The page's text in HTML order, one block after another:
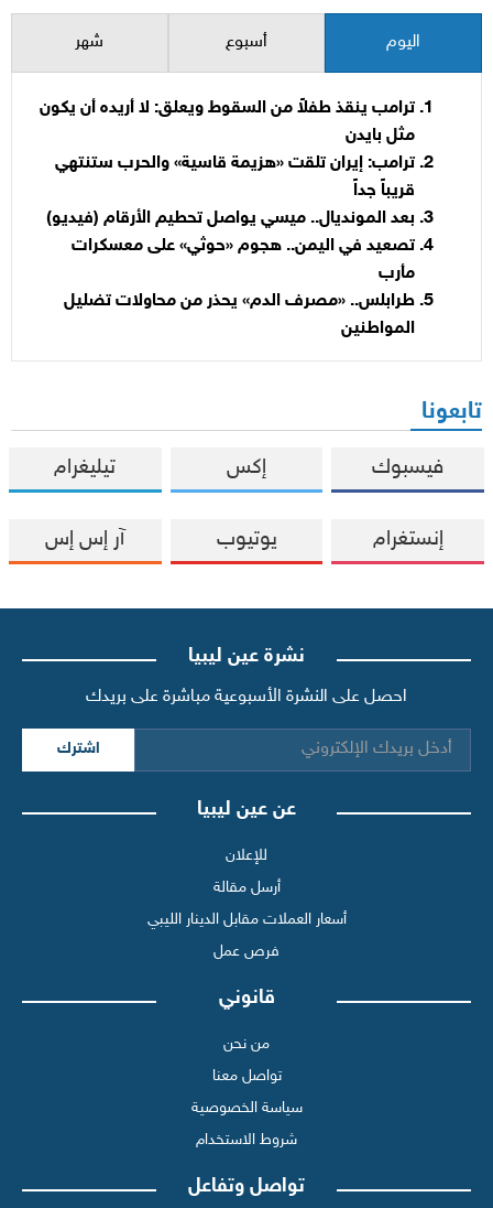
اليوم أسبوع شهر
ترامب ينقذ طفلاً من السقوط ويعلق: لا أريده أن يكون
مثل بايدن
ترامب: إيران تلقت «هزيمة قاسية» والحرب ستنتهي
قريباً جداً
بعد المونديال.. ميسي يواصل تحطيم الأرقام (فيديو)
تصعيد في اليمن.. هجوم «حوثي» على معسكرات
مأرب
طرابلس.. «مصرف الدم» يحذر من محاولات تضليل
المواطنين
تابعونا
فيسبوك إكس تيليغرام
إنستغرام يوتيوب آر إس إس
نشرة عين ليبيا
احصل على النشرة الأسبوعية مباشرة على بريدك
اشترك
عن عين ليبيا
للإعلان
أرسل مقالة
أسعار العملات مقابل الدينار الليبي
فرص عمل
قانوني
من نحن
تواصل معنا
سياسة الخصوصية
شروط الاستخدام
تواصل وتفاعل